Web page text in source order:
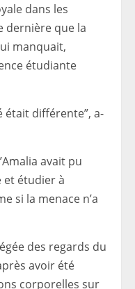
dans les
dernière que la
manquait,
étudiante
était différente”, a-
avait pu
et étudier à
si la menace n’a
des regards du
avoir été
corporelles sur